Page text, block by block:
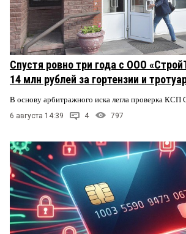
Спустя ровно три года с ООО
14 млн рублей за гортензии и
В основу арбитражного иска легла проверка КСП
6 августа 14:39 4 797